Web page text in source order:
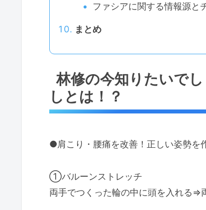
ファシアに関する情報源と
まとめ
林修の今知りたいで
しとは！？
●肩こり・腰痛を改善！正しい姿勢を
①バルーンストレッチ
両手でつくった輪の中に頭を入れる⇒